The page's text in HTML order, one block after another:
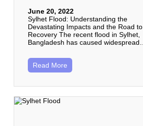
June 20, 2022
Sylhet Flood: Understanding the
Devastating Impacts and the Road to
Recovery The recent flood in Sylhet,
Bangladesh has caused widespread…
Read More